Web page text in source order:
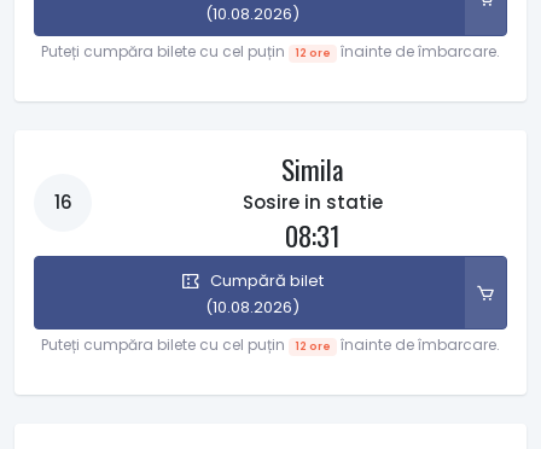
(10.08.2026)
Puteți cumpăra bilete cu cel puțin 12 ore înainte de îmbarcare.
16
Simila
Sosire in statie
08:31
Cumpără bilet
(10.08.2026)
Puteți cumpăra bilete cu cel puțin 12 ore înainte de îmbarcare.